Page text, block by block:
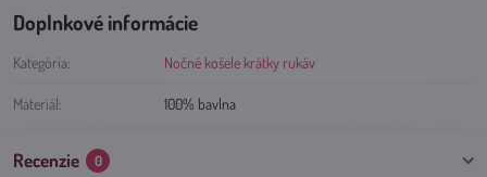
Doplnkové informácie
Kategória: Nočné košele krátky rukáv
Materiál: 100% bavlna
Recenzie 0